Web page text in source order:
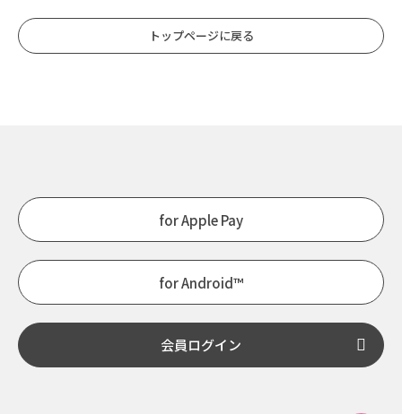
トップページに戻る
for Apple Pay
for Android™
会員ログイン